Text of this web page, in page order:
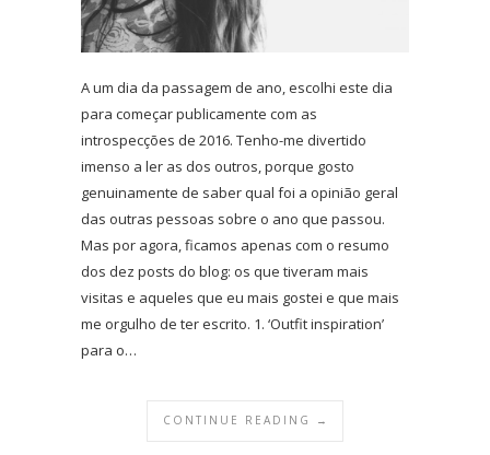
A um dia da passagem de ano, escolhi este dia
para começar publicamente com as
introspecções de 2016. Tenho-me divertido
imenso a ler as dos outros, porque gosto
genuinamente de saber qual foi a opinião geral
das outras pessoas sobre o ano que passou.
Mas por agora, ficamos apenas com o resumo
dos dez posts do blog: os que tiveram mais
visitas e aqueles que eu mais gostei e que mais
me orgulho de ter escrito. 1. ‘Outfit inspiration’
para o…
CONTINUE READING →